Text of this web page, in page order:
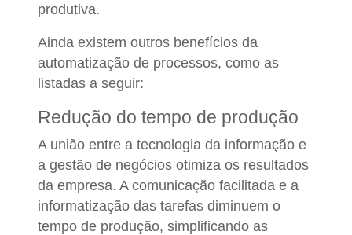
produtiva.
Ainda existem outros benefícios da
automatização de processos, como as
listadas a seguir:
Redução do tempo de produção
A união entre a tecnologia da informação e
a gestão de negócios otimiza os resultados
da empresa. A comunicação facilitada e a
informatização das tarefas diminuem o
tempo de produção, simplificando as